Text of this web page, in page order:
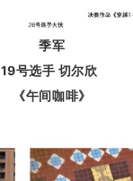
季军
19号选手 切尔欣
《午间咖啡》